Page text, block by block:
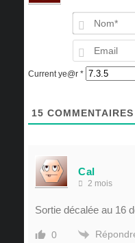
Current ye@r *
15 COMMENTAIRES
Cal
2 mois
Sortie décalée au 16
0